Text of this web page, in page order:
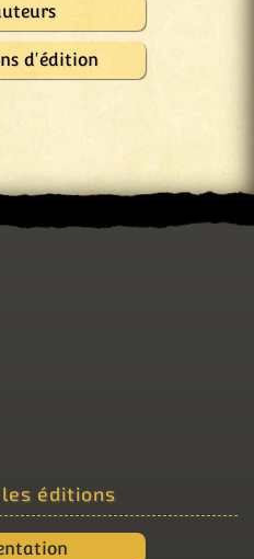
d'édition
éditions